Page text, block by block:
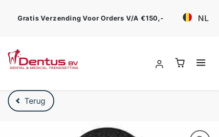
Gratis Verzending Voor Orders V/a €150,- NL
Verder naar product beschrijving
Terug